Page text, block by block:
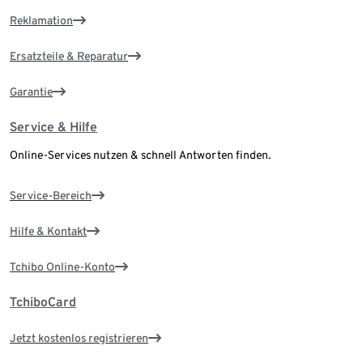
Reklamation
Ersatzteile & Reparatur
Garantie
Service & Hilfe
Online-Services nutzen & schnell Antworten finden.
Service-Bereich
Hilfe & Kontakt
Tchibo Online-Konto
TchiboCard
Jetzt kostenlos registrieren